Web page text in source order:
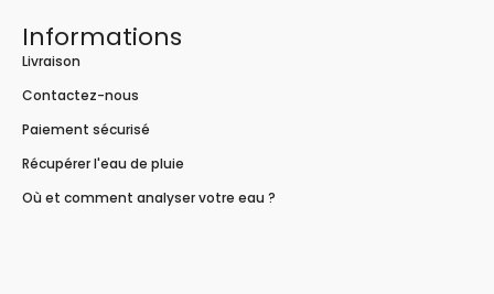
Informations
Livraison
Contactez-nous
Paiement sécurisé
Récupérer l'eau de pluie
Où et comment analyser votre eau ?